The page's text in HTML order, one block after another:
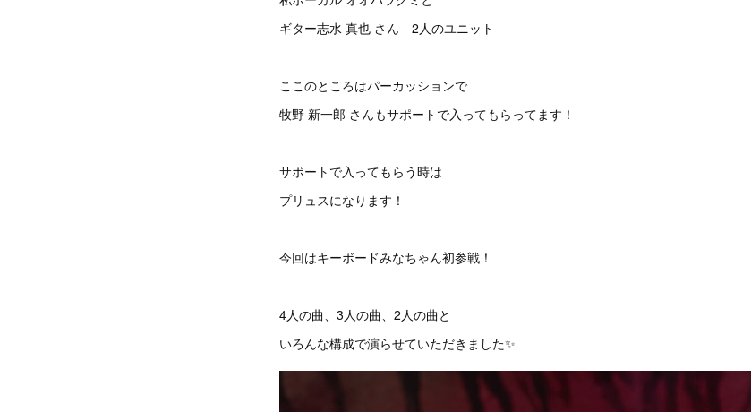
ギター志水 真也 さん 2人のユニット
ここのところはパーカッションで
牧野 新一郎 さんもサポートで入ってもらってます！
サポートで入ってもらう時は
プリュスになります！
今回はキーボードみなちゃん初参戦！
4人の曲、3人の曲、2人の曲と
いろんな構成で演らせていただきました✨